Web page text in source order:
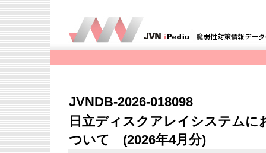
JVNDB-2026-018098
日立ディスクアレイシステムに
ついて (2026年4月分)